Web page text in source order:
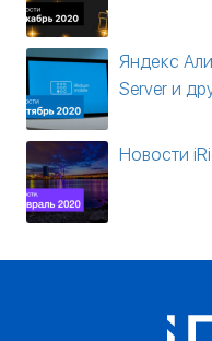
Яндекс
Server и
Новости